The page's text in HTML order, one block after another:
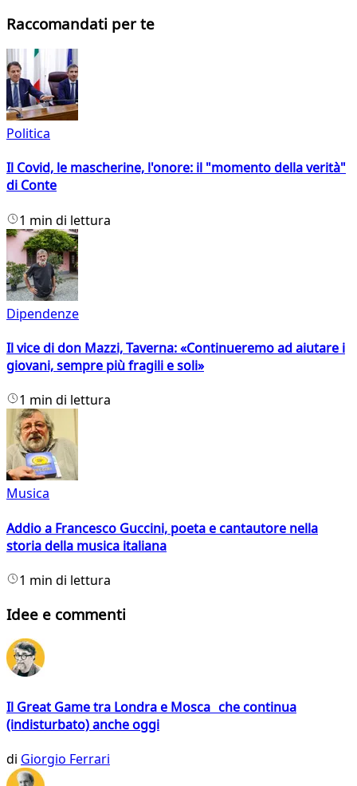
Raccomandati per te
Politica
Il Covid, le mascherine, l'onore: il "momento della verità"
di Conte
1 min di lettura
Dipendenze
Il vice di don Mazzi, Taverna: «Continueremo ad aiutare i
giovani, sempre più fragili e soli»
1 min di lettura
Musica
Addio a Francesco Guccini, poeta e cantautore nella
storia della musica italiana
1 min di lettura
Idee e commenti
Il Great Game tra Londra e Mosca che continua
(indisturbato) anche oggi
di Giorgio Ferrari